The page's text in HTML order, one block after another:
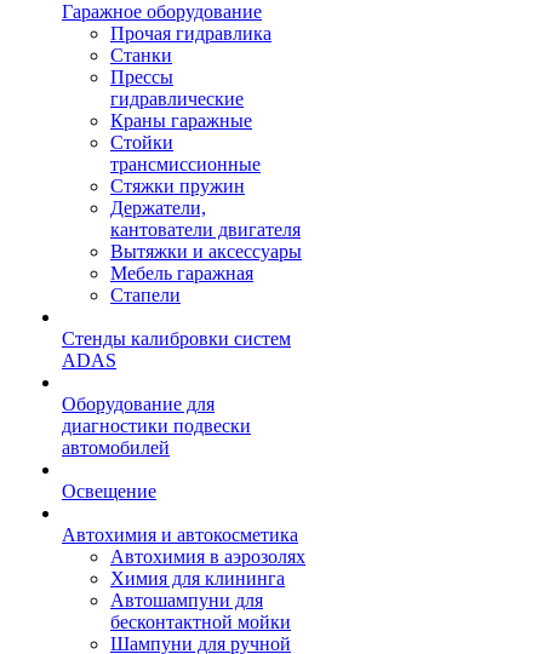
Гаражное оборудование
Прочая гидравлика
Станки
Прессы
гидравлические
Краны гаражные
Стойки
трансмиссионные
Стяжки пружин
Держатели,
кантователи двигателя
Вытяжки и аксессуары
Мебель гаражная
Стапели
Стенды калибровки систем
ADAS
Оборудование для
диагностики подвески
автомобилей
Освещение
Автохимия и автокосметика
Автохимия в аэрозолях
Химия для клининга
Автошампуни для
бесконтактной мойки
Шампуни для ручной